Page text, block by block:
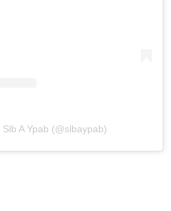
A Ypab (@slbaypab)